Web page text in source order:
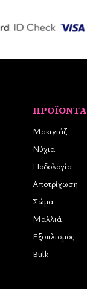
ΠΡΟΪΌΝΤΑ
Μακιγιάζ
Νύχια
Ποδολογία
Αποτρίχωση
Σώμα
Μαλλιά
Εξοπλισμός
Bulk